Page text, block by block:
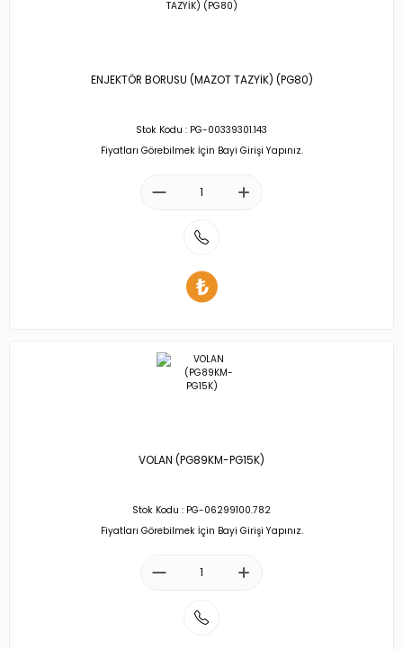
ENJEKTÖR BORUSU (MAZOT TAZYİK) (PG80)
Stok Kodu : PG-00339301.143
Fiyatları Görebilmek İçin Bayi Girişi Yapınız.
VOLAN (PG89KM-PG15K)
Stok Kodu : PG-06299100.782
Fiyatları Görebilmek İçin Bayi Girişi Yapınız.